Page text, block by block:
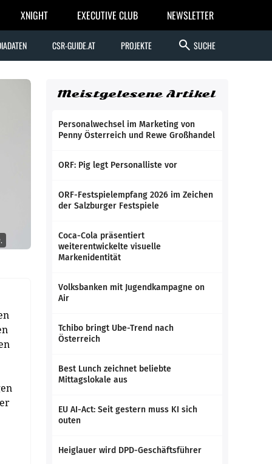
XNIGHT EXECUTIVE CLUB NEWSLETTER
CSR-GUIDE.AT PROJEKTE search SUCHE
Meistgelesene Artikel
Personalwechsel im Marketing von
Penny Österreich und Rewe Großhandel
ORF: Pig legt Personalliste vor
ORF-Festspielempfang 2026 im Zeichen
der Salzburger Festspiele
Coca-Cola präsentiert
weiterentwickelte visuelle
Markenidentität
Volksbanken mit Jugendkampagne on
Air
Tchibo bringt Ube-Trend nach
Österreich
Best Lunch zeichnet beliebte
Mittagslokale aus
EU AI-Act: Seit gestern muss KI sich
outen
Heiglauer wird DPD-Geschäftsführer